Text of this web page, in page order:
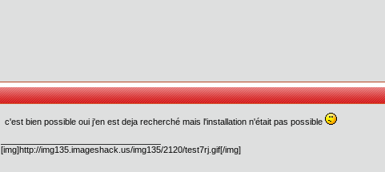
c'est bien possible oui j'en est deja recherché mais l'installation n'était pas possible
[img]http://img135.imageshack.us/img135/2120/test7rj.gif[/img]